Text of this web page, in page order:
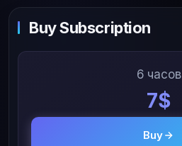
Buy Subscription
6 часов
7$
Buy